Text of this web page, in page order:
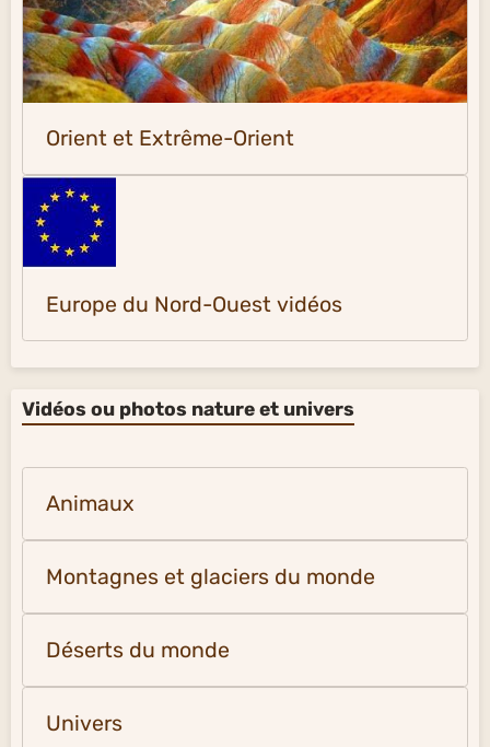
Orient et Extrême-Orient
Europe du Nord-Ouest vidéos
Vidéos ou photos nature et univers
Animaux
Montagnes et glaciers du monde
Déserts du monde
Univers